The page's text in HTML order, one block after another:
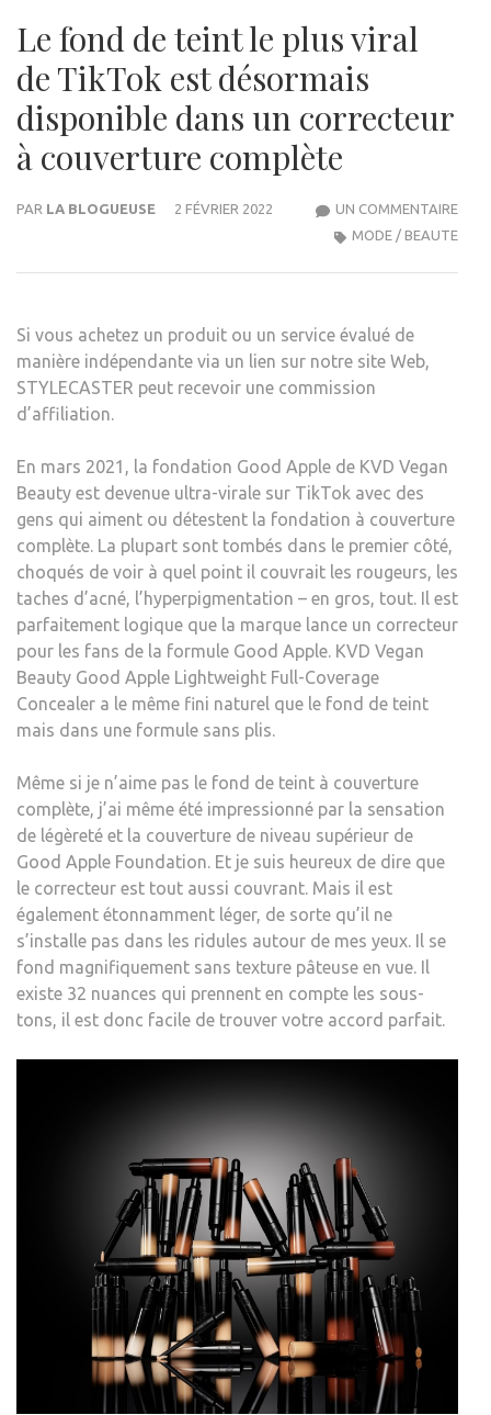
Le fond de teint le plus viral
de TikTok est désormais
disponible dans un correcteur
à couverture complète
PAR LA BLOGUEUSE 2 FÉVRIER 2022 UN COMMENTAIRESUR
LE
MODE / BEAUTE
Si vous achetez un produit ou un service évalué de
manière indépendante via un lien sur notre site Web,
STYLECASTER peut recevoir une commission
d’affiliation.
En mars 2021, la fondation Good Apple de KVD Vegan
Beauty est devenue ultra-virale sur TikTok avec des
gens qui aiment ou détestent la fondation à couverture
complète. La plupart sont tombés dans le premier côté,
choqués de voir à quel point il couvrait les rougeurs, les
taches d’acné, l’hyperpigmentation – en gros, tout. Il est
parfaitement logique que la marque lance un correcteur
pour les fans de la formule Good Apple. KVD Vegan
Beauty Good Apple Lightweight Full-Coverage
Concealer a le même fini naturel que le fond de teint
mais dans une formule sans plis.
Même si je n’aime pas le fond de teint à couverture
complète, j’ai même été impressionné par la sensation
de légèreté et la couverture de niveau supérieur de
Good Apple Foundation. Et je suis heureux de dire que
le correcteur est tout aussi couvrant. Mais il est
également étonnamment léger, de sorte qu’il ne
s’installe pas dans les ridules autour de mes yeux. Il se
fond magnifiquement sans texture pâteuse en vue. Il
existe 32 nuances qui prennent en compte les sous-
tons, il est donc facile de trouver votre accord parfait.